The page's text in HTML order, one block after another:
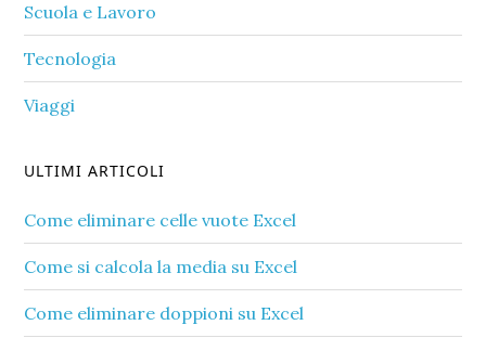
Scuola e Lavoro
Tecnologia
Viaggi
ULTIMI ARTICOLI
Come eliminare celle vuote Excel​
Come si calcola la media su Excel​
Come eliminare doppioni su Excel​